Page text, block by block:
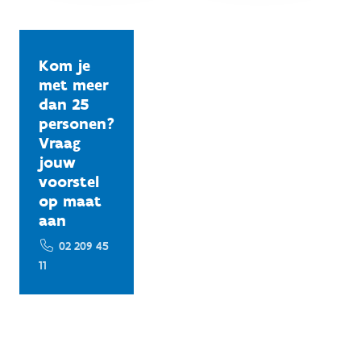
Kom je
met meer
dan 25
personen?
Vraag
jouw
voorstel
op maat
aan
02 209 45
11